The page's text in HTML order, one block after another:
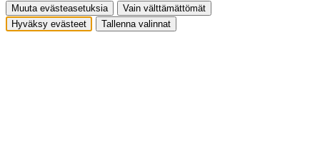
Muuta evästeasetuksia
Vain välttämättömät
Hyväksy evästeet
Tallenna valinnat